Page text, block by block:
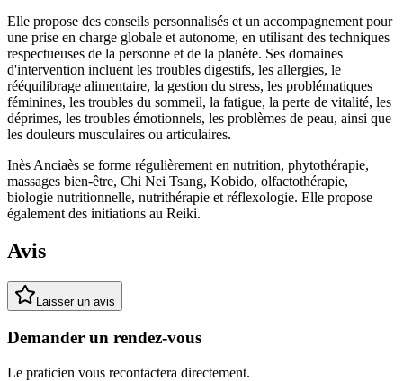
Elle propose des conseils personnalisés et un accompagnement pour
une prise en charge globale et autonome, en utilisant des techniques
respectueuses de la personne et de la planète. Ses domaines
d'intervention incluent les troubles digestifs, les allergies, le
rééquilibrage alimentaire, la gestion du stress, les problématiques
féminines, les troubles du sommeil, la fatigue, la perte de vitalité, les
déprimes, les troubles émotionnels, les problèmes de peau, ainsi que
les douleurs musculaires ou articulaires.
Inès Anciaès se forme régulièrement en nutrition, phytothérapie,
massages bien-être, Chi Nei Tsang, Kobido, olfactothérapie,
biologie nutritionnelle, nutrithérapie et réflexologie. Elle propose
également des initiations au Reiki.
Avis
Laisser un avis
Demander un rendez-vous
Le praticien vous recontactera directement.